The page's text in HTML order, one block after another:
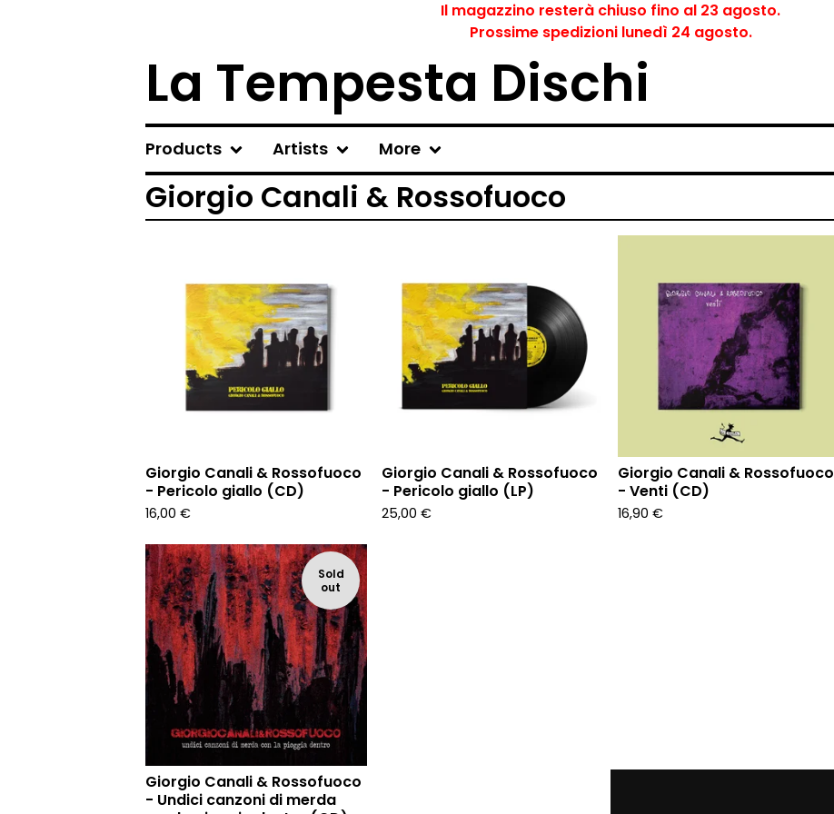
Il magazzino resterà chiuso fino al 23 agosto.
Prossime spedizioni lunedì 24 agosto.
La Tempesta Dischi
Products Artists More
Giorgio Canali & Rossofuoco
Giorgio Canali & Rossofuoco
- Pericolo giallo (CD)
16,00 €
Giorgio Canali & Rossofuoco
- Pericolo giallo (LP)
25,00 €
Giorgio Canali & Rossofuoco
- Venti (CD)
16,90 €
Sold
out
Giorgio Canali & Rossofuoco
- Undici canzoni di merda